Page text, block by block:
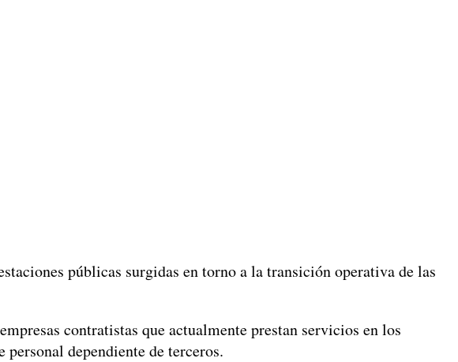
públicas surgidas en torno a la transición operativa de las
contratistas que actualmente prestan servicios en los
dependiente de terceros.